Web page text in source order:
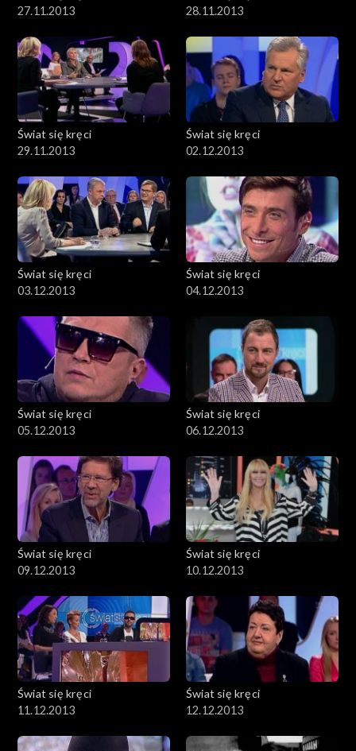
27.11.2013
28.11.2013
Świat się kręci
29.11.2013
Świat się kręci
02.12.2013
Świat się kręci
03.12.2013
Świat się kręci
04.12.2013
Świat się kręci
05.12.2013
Świat się kręci
06.12.2013
Świat się kręci
09.12.2013
Świat się kręci
10.12.2013
Świat się kręci
11.12.2013
Świat się kręci
12.12.2013